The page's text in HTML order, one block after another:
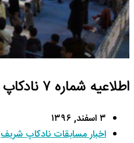
اطلاعیه شماره ۷ نادکاپ ۲۲ – قوانین کلی مسابقات
۳ اسفند, ۱۳۹۶
اخبار مسابقات نادکاپ شریف